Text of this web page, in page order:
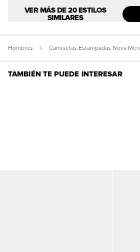
VER MÁS DE 20 ESTILOS
SIMILARES
Hombres Camisetas Estampadas Nova Men
TAMBIÉN TE PUEDE INTERESAR